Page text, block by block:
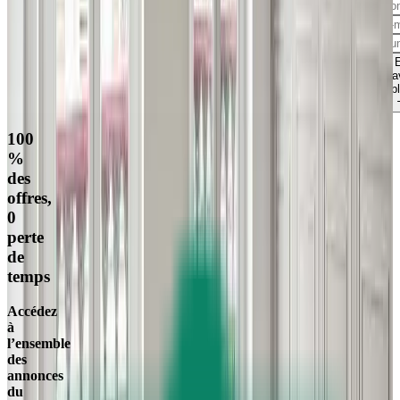
100
%
des
offres,
0
perte
de
temps
Accédez
à
l’ensemble
des
annonces
du